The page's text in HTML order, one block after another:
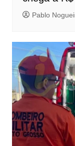
Pablo